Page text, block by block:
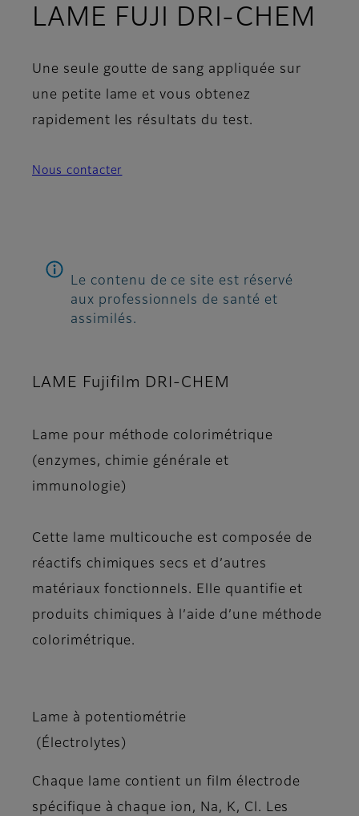
LAME FUJI DRI-CHEM
Une seule goutte de sang appliquée sur
une petite lame et vous obtenez
rapidement les résultats du test.
Nous contacter
Le contenu de ce site est réservé
aux professionnels de santé et
assimilés.
LAME Fujifilm DRI-CHEM
Lame pour méthode colorimétrique
(enzymes, chimie générale et
immunologie)
Cette lame multicouche est composée de
réactifs chimiques secs et d’autres
matériaux fonctionnels. Elle quantifie et
produits chimiques à l’aide d’une méthode
colorimétrique.
Lame à potentiométrie
(Électrolytes)
Chaque lame contient un film électrode
spécifique à chaque ion, Na, K, Cl. Les